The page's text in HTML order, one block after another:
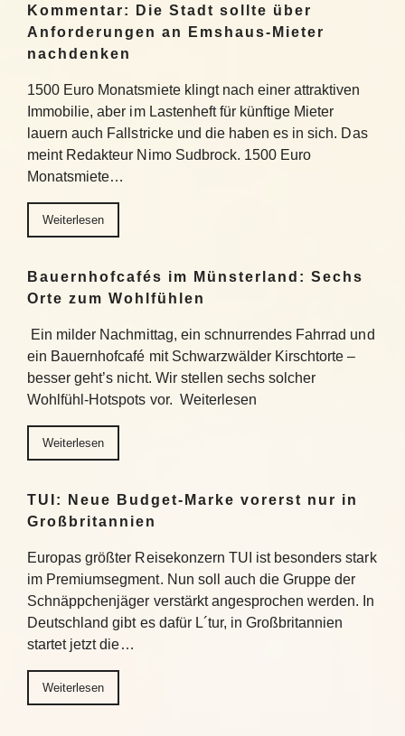
Kommentar: Die Stadt sollte über
Anforderungen an Emshaus-Mieter
nachdenken
1500 Euro Monatsmiete klingt nach einer attraktiven
Immobilie, aber im Lastenheft für künftige Mieter
lauern auch Fallstricke und die haben es in sich. Das
meint Redakteur Nimo Sudbrock. 1500 Euro
Monatsmiete…
Weiterlesen
Bauernhofcafés im Münsterland: Sechs
Orte zum Wohlfühlen
Ein milder Nachmittag, ein schnurrendes Fahrrad und
ein Bauernhofcafé mit Schwarzwälder Kirschtorte –
besser geht’s nicht. Wir stellen sechs solcher
Wohlfühl-Hotspots vor. Weiterlesen
Weiterlesen
TUI: Neue Budget-Marke vorerst nur in
Großbritannien
Europas größter Reisekonzern TUI ist besonders stark
im Premiumsegment. Nun soll auch die Gruppe der
Schnäppchenjäger verstärkt angesprochen werden. In
Deutschland gibt es dafür L´tur, in Großbritannien
startet jetzt die…
Weiterlesen